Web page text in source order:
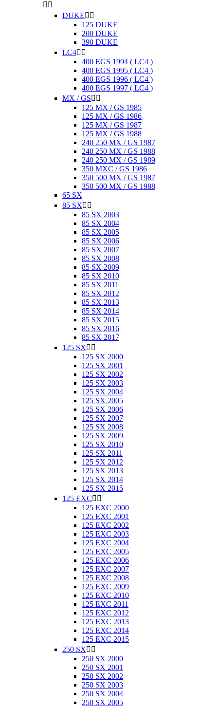
 
DUKE 
125 DUKE
200 DUKE
390 DUKE
LC4 
400 EGS 1994 ( LC4 )
400 EGS 1995 ( LC4 )
400 EGS 1996 ( LC4 )
400 EGS 1997 ( LC4 )
MX / GS 
125 MX / GS 1985
125 MX / GS 1986
125 MX / GS 1987
125 MX / GS 1988
240 250 MX / GS 1987
240 250 MX / GS 1988
240 250 MX / GS 1989
350 MXC / GS 1986
350 500 MX / GS 1987
350 500 MX / GS 1988
65 SX
85 SX 
85 SX 2003
85 SX 2004
85 SX 2005
85 SX 2006
85 SX 2007
85 SX 2008
85 SX 2009
85 SX 2010
85 SX 2011
85 SX 2012
85 SX 2013
85 SX 2014
85 SX 2015
85 SX 2016
85 SX 2017
125 SX 
125 SX 2000
125 SX 2001
125 SX 2002
125 SX 2003
125 SX 2004
125 SX 2005
125 SX 2006
125 SX 2007
125 SX 2008
125 SX 2009
125 SX 2010
125 SX 2011
125 SX 2012
125 SX 2013
125 SX 2014
125 SX 2015
125 EXC 
125 EXC 2000
125 EXC 2001
125 EXC 2002
125 EXC 2003
125 EXC 2004
125 EXC 2005
125 EXC 2006
125 EXC 2007
125 EXC 2008
125 EXC 2009
125 EXC 2010
125 EXC 2011
125 EXC 2012
125 EXC 2013
125 EXC 2014
125 EXC 2015
250 SX 
250 SX 2000
250 SX 2001
250 SX 2002
250 SX 2003
250 SX 2004
250 SX 2005